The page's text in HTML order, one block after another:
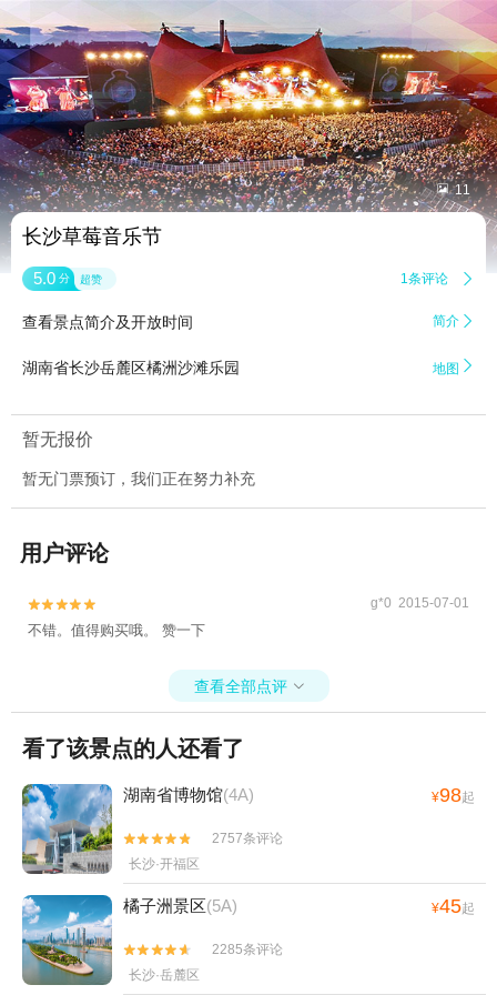
 11
长沙草莓音乐节
5.0 分 超赞 1条评论 
查看景点简介及开放时间 简介 
湖南省长沙岳麓区橘洲沙滩乐园 地图 
暂无报价
暂无门票预订，我们正在努力补充
用户评论

 g*0 2015-07-01
不错。值得购买哦。 赞一下
查看全部点评 
看了该景点的人还看了
湖南省博物馆(4A) ¥98起


2757条评论
长沙·开福区
橘子洲景区(5A) ¥45起


2285条评论
长沙·岳麓区
